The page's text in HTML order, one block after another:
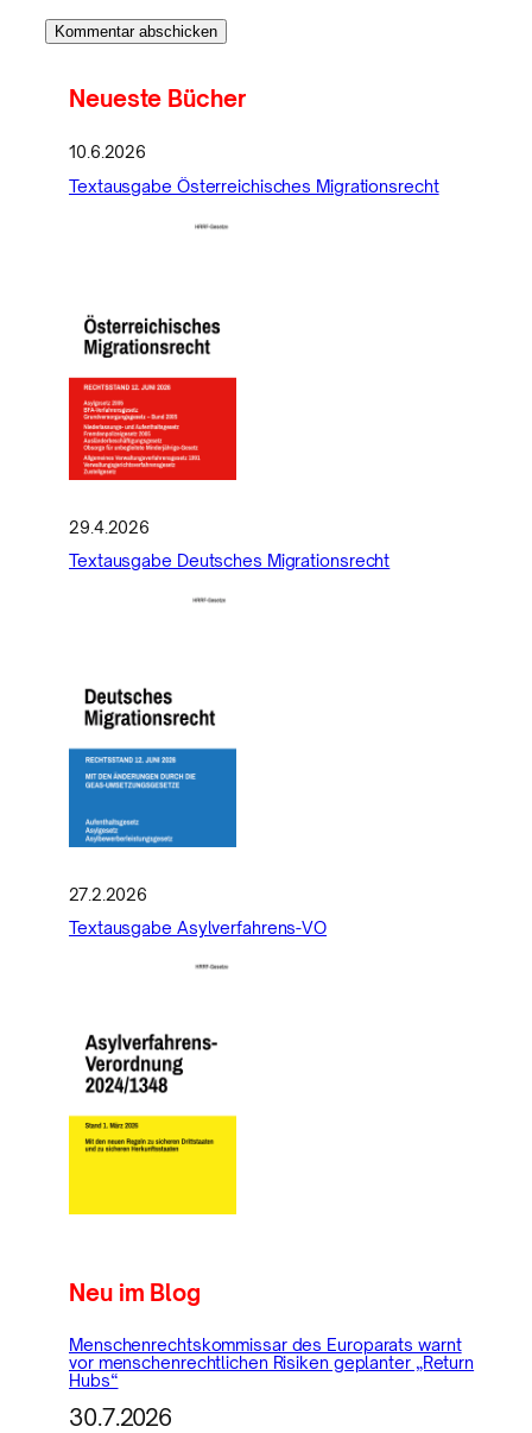
Neueste Bücher
10.6.2026
Textausgabe Österreichisches Migrationsrecht
29.4.2026
Textausgabe Deutsches Migrationsrecht
27.2.2026
Textausgabe Asylverfahrens-VO
Neu im Blog
Menschenrechtskommissar des Europarats warnt
vor menschenrechtlichen Risiken geplanter „Return
Hubs“
30.7.2026